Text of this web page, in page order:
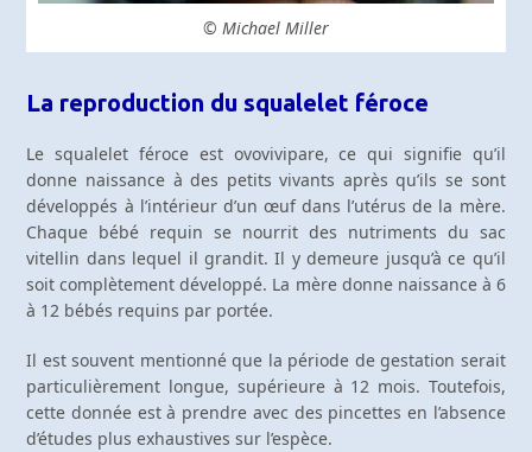
© Michael Miller
La reproduction du squalelet féroce
Le squalelet féroce est ovovivipare, ce qui signifie qu’il
donne naissance à des petits vivants après qu’ils se sont
développés à l’intérieur d’un œuf dans l’utérus de la mère.
Chaque bébé requin se nourrit des nutriments du sac
vitellin dans lequel il grandit. Il y demeure jusqu’à ce qu’il
soit complètement développé. La mère donne naissance à 6
à 12 bébés requins par portée.
Il est souvent mentionné que la période de gestation serait
particulièrement longue, supérieure à 12 mois. Toutefois,
cette donnée est à prendre avec des pincettes en l’absence
d’études plus exhaustives sur l’espèce.